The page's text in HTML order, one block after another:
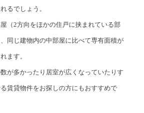
るでしょう。
（2方向をほかの住戸に挟まれている部
同じ建物内の中部屋に比べて専有面積が
ます。
が多かったり居室が広くなっていたりす
賃貸物件をお探しの方にもおすすめで